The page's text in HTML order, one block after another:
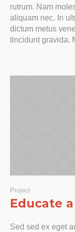
rutrum. Nam
aliquam nec. In
dictum metus
tincidunt gravida.
Project
Educate
Sed sed ex eget